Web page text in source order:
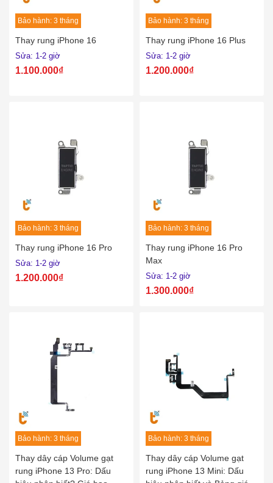
Bảo hành: 3 tháng
Thay rung iPhone 16
Sửa: 1-2 giờ
1.100.000₫
Bảo hành: 3 tháng
Thay rung iPhone 16 Plus
Sửa: 1-2 giờ
1.200.000₫
Bảo hành: 3 tháng
Thay rung iPhone 16 Pro
Sửa: 1-2 giờ
1.200.000₫
Bảo hành: 3 tháng
Thay rung iPhone 16 Pro
Max
Sửa: 1-2 giờ
1.300.000₫
Bảo hành: 3 tháng
Thay dây cáp Volume gạt
rung iPhone 13 Pro: Dấu
Bảo hành: 3 tháng
Thay dây cáp Volume gạt
rung iPhone 13 Mini: Dấu